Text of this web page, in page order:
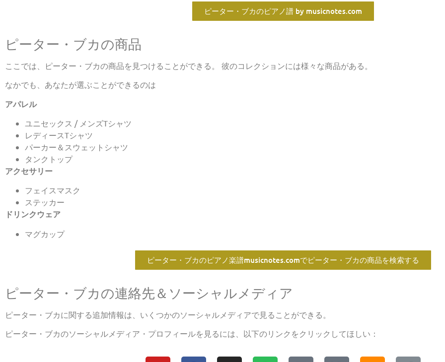
ピーター・ブカのピアノ譜 by musicnotes.com
ピーター・ブカの商品
ここでは、ピーター・ブカの商品を見つけることができる。 彼のコレクションには様々な商品がある。
なかでも、あなたが選ぶことができるのは
アパレル
ユニセックス / メンズTシャツ
レディースTシャツ
パーカー＆スウェットシャツ
タンクトップ
アクセサリー
フェイスマスク
ステッカー
ドリンクウェア
マグカップ
ピーター・ブカのピアノ楽譜musicnotes.comでピーター・ブカの商品を検索する
ピーター・ブカの連絡先＆ソーシャルメディア
ピーター・ブカに関する追加情報は、いくつかのソーシャルメディアで見ることができる。
ピーター・ブカのソーシャルメディア・プロフィールを見るには、以下のリンクをクリックしてほしい：